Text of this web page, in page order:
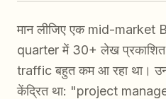
मान लीजिए एक mid-market
quarter में 30+ लेख
traffic बहुत कम आ रहा था।
केंद्रित था: "project